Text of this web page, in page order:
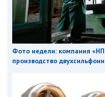
Фото недели: компания
производство